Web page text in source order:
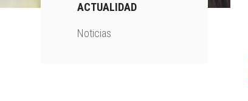
ACTUALIDAD
Noticias